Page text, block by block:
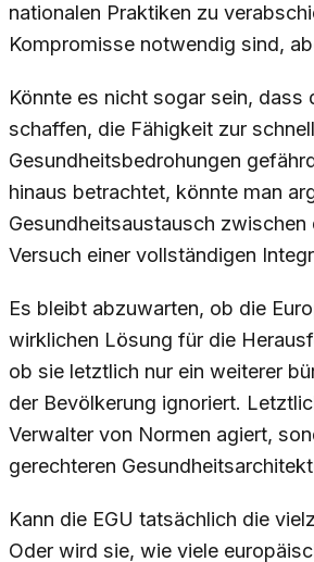
nationalen Praktiken zu
Kompromisse notwendig sind,
Könnte es nicht sogar sein,
schaffen, die Fähigkeit zur
Gesundheitsbedrohungen
hinaus betrachtet, könnte man
Gesundheitsaustausch
Versuch einer vollständigen
Es bleibt abzuwarten, ob die
wirklichen Lösung für die
ob sie letztlich nur ein weiterer
der Bevölkerung ignoriert.
Verwalter von Normen agiert,
gerechteren
Kann die EGU tatsächlich die
Oder wird sie, wie viele